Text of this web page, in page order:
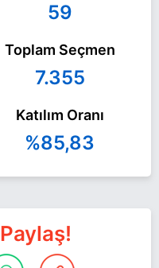
59
Toplam Seçmen
7.355
Katılım Oranı
%85,83
Paylaş!